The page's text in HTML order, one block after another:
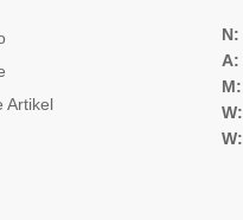
Artikel
N:
A:
M:
W:
W: